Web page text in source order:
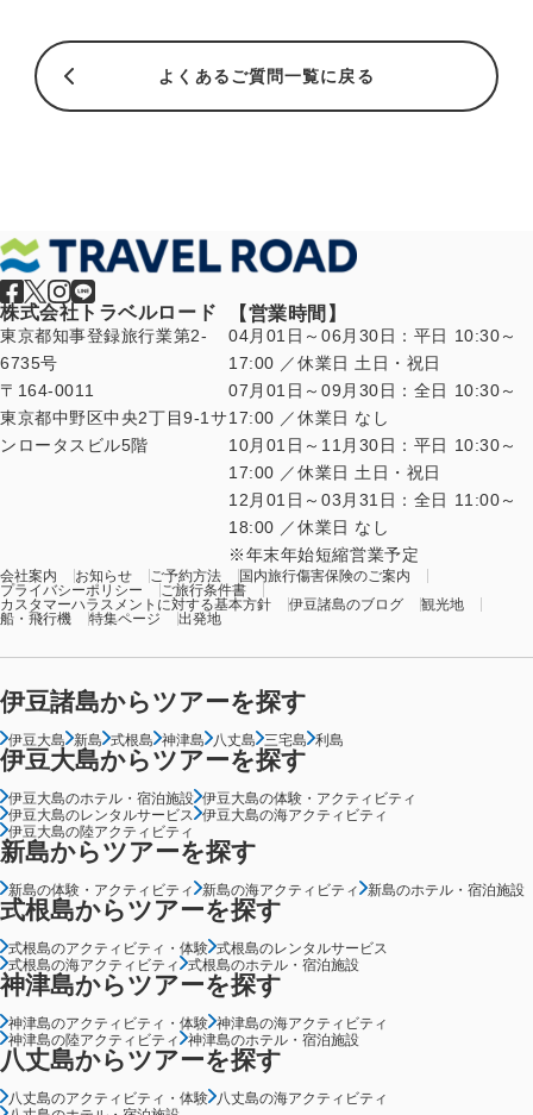
よくあるご質問一覧に戻る
株式会社トラベルロード
東京都知事登録旅行業第2-
6735号
〒164-0011
東京都中野区中央2丁目9-1サ
ンロータスビル5階
【営業時間】
04月01日～06月30日：平日 10:30～
17:00 ／休業日 土日・祝日
07月01日～09月30日：全日 10:30～
17:00 ／休業日 なし
10月01日～11月30日：平日 10:30～
17:00 ／休業日 土日・祝日
12月01日～03月31日：全日 11:00～
18:00 ／休業日 なし
年末年始短縮営業予定
会社案内 お知らせ ご予約方法
国内旅行傷害保険のご案内
プライバシーポリシー
ご旅行条件書
カスタマーハラスメントに対する基本方針
伊豆諸島のブログ
観光地
船・飛行機
特集ページ 出発地
伊豆諸島からツアーを探す
伊豆大島 新島 式根島 神津島 八丈島 三宅島 利島
伊豆大島からツアーを探す
伊豆大島のホテル・宿泊施設 伊豆大島の体験・アクティビティ
伊豆大島のレンタルサービス 伊豆大島の海アクティビティ
伊豆大島の陸アクティビティ
新島からツアーを探す
新島の体験・アクティビティ 新島の海アクティビティ 新島のホテル・宿泊施設
式根島からツアーを探す
式根島のアクティビティ・体験 式根島のレンタルサービス
式根島の海アクティビティ
式根島のホテル・宿泊施設
神津島からツアーを探す
神津島のアクティビティ・体験 神津島の海アクティビティ
神津島の陸アクティビティ
神津島のホテル・宿泊施設
八丈島からツアーを探す
八丈島のアクティビティ・体験 八丈島の海アクティビティ